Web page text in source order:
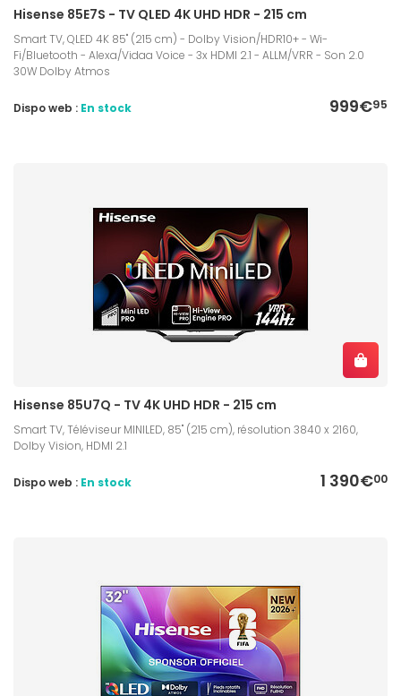
Hisense 85E7S - TV QLED 4K UHD HDR - 215 cm
Smart TV, QLED 4K 85" (215 cm) - Dolby Vision/HDR10+ - Wi-
Fi/Bluetooth - Alexa/Vidaa Voice - 3x HDMI 2.1 - ALLM/VRR - Son 2.0
30W Dolby Atmos
999€95
Dispo web : En stock
Hisense 85U7Q - TV 4K UHD HDR - 215 cm
Smart TV, Téléviseur MINILED, 85" (215 cm), résolution 3840 x 2160,
Dolby Vision, HDMI 2.1
1 390€00
Dispo web : En stock